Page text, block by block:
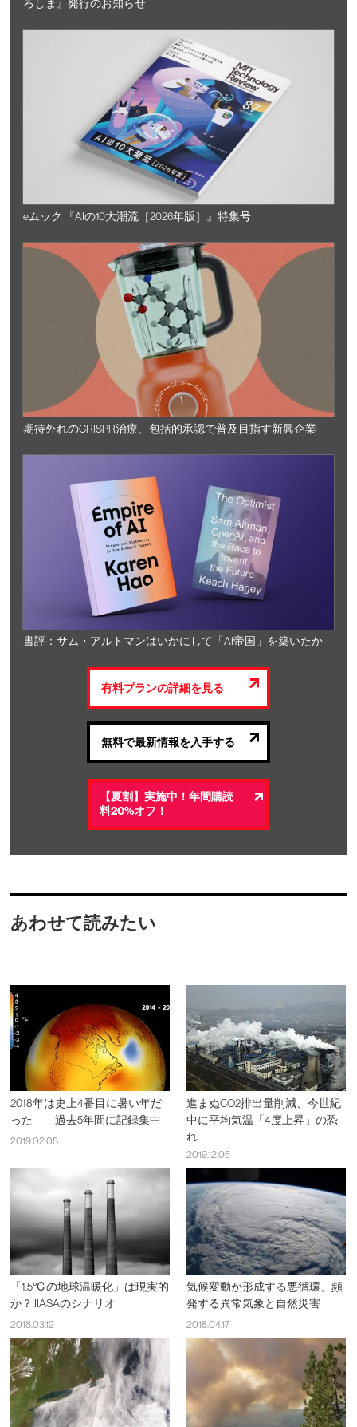
ろしま』発行のお知らせ
eムック 『AIの10大潮流［2026年版］』特集号
期待外れのCRISPR治療、包括的承認で普及目指す新興企業
書評：サム・アルトマンはいかにして「AI帝国」を築いたか
有料プランの詳細を見る
無料で最新情報を入手する
【夏割】実施中！年間購読
料20%オフ！
あわせて読みたい
2018年は史上4番目に暑い年だ
った——過去5年間に記録集中
2019.02.08
進まぬCO2排出量削減、今世紀
中に平均気温「4度上昇」の恐
れ
2019.12.06
「1.5℃の地球温暖化」は現実的
か？ IIASAのシナリオ
2018.03.12
気候変動が形成する悪循環、頻
発する異常気象と自然災害
2018.04.17